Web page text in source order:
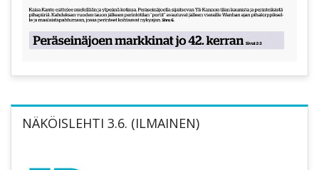
NÄKÖISLEHTI 3.6. (ILMAINEN)